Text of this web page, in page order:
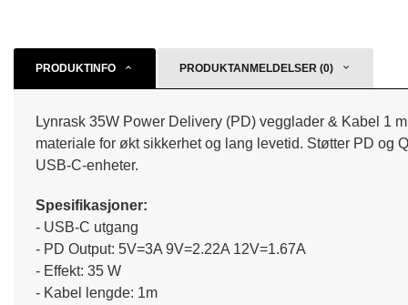
PRODUKTINFO PRODUKTANMELDELSER (0)
Lynrask 35W Power Delivery (PD) vegglader & Kabel 1
materiale for økt sikkerhet og lang levetid. Støtter PD og
USB-C-enheter.
Spesifikasjoner:
- USB-C utgang
- PD Output: 5V=3A 9V=2.22A 12V=1.67A
- Effekt: 35 W
- Kabel lengde: 1m